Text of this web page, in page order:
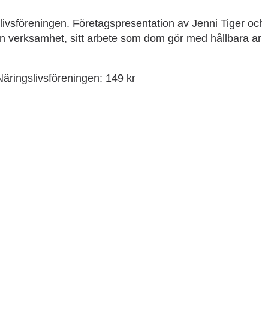
Företagspresentation av Jenni Tiger
sitt arbete som dom gör med hållbara
149 kr